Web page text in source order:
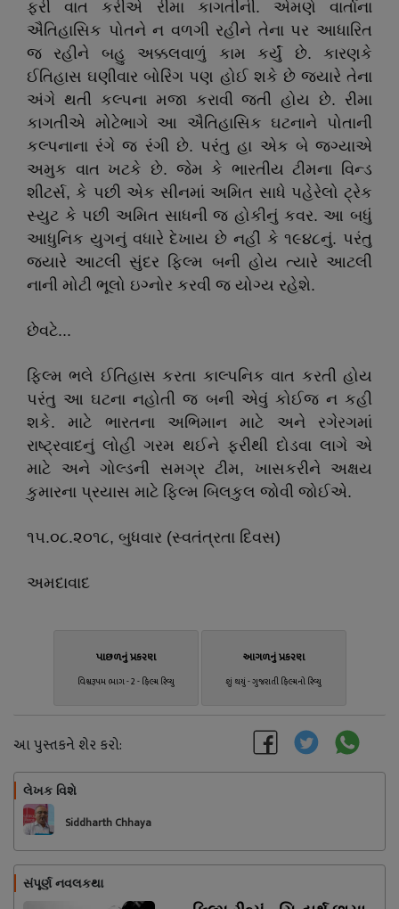
ફરી વાત કરીએ રીમા કાગતીની. એમણે વાર્તાના
ઐતિહાસિક પોતને ન વળગી રહીને તેના પર આધારિત
જ રહીને બહુ અક્કલવાળું કામ કર્યું છે. કારણકે
ઈતિહાસ ઘણીવાર બોરિંગ પણ હોઈ શકે છે જ્યારે તેના
અંગે થતી કલ્પના મજા કરાવી જતી હોય છે. રીમા
કાગતીએ મોટેભાગે આ ઐતિહાસિક ઘટનાને પોતાની
કલ્પનાના રંગે જ રંગી છે. પરંતુ હા એક બે જગ્યાએ
અમુક વાત ખટકે છે. જેમ કે ભારતીય ટીમના વિન્ડ
શીટર્સ, કે પછી એક સીનમાં અમિત સાધે પહેરેલો ટ્રેક
સ્યુટ કે પછી અમિત સાધની જ હોકીનું કવર. આ બધું
આધુનિક યુગનું વધારે દેખાય છે નહીં કે ૧૯૪૮નું. પરંતુ
જ્યારે આટલી સુંદર ફિલ્મ બની હોય ત્યારે આટલી
નાની મોટી ભૂલો ઇગ્નોર કરવી જ યોગ્ય રહેશે.
છેવટે...
ફિલ્મ ભલે ઈતિહાસ કરતા કાલ્પનિક વાત કરતી હોય
પરંતુ આ ઘટના નહોતી જ બની એવું કોઈજ ન કહી
શકે. માટે ભારતના અભિમાન માટે અને રગેરગમાં
રાષ્ટ્રવાદનું લોહી ગરમ થઈને ફરીથી દોડવા લાગે એ
માટે અને ગોલ્ડની સમગ્ર ટીમ, ખાસકરીને અક્ષય
કુમારના પ્રયાસ માટે ફિલ્મ બિલકુલ જોવી જોઈએ.
૧૫.૦૮.૨૦૧૮, બુધવાર (સ્વતંત્રતા દિવસ)
અમદાવાદ
પાછળનું પ્રકરણ
વિશ્વરૂપમ ભાગ - 2 - ફિલ્મ રિવ્યુ
આગળનું પ્રકરણ
શું થયું - ગુજરાતી ફિલ્મનો રિવ્યુ
આ પુસ્તકને શેર કરો:
લેખક વિશે
Siddharth Chhaya
સંપૂર્ણ નવલકથા